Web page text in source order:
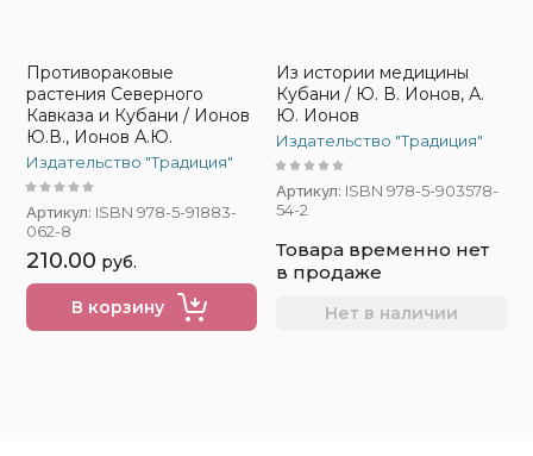
Противораковые
растения Северного
Кавказа и Кубани / Ионов
Ю.В., Ионов А.Ю.
Издательство "Традиция"
Артикул: ISBN 978-5-91883-
062-8
210.00 руб.
В корзину
Из истории медицины
Кубани / Ю. В. Ионов, А.
Ю. Ионов
Издательство "Традиция"
Артикул: ISBN 978-5-903578-
54-2
Товара временно нет
в продаже
Нет в наличии